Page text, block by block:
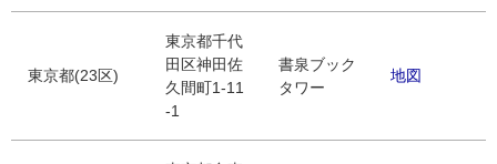
東京都(23区)
東京都千代
田区神田佐
久間町1-11
-1
書泉ブック
タワー
地図